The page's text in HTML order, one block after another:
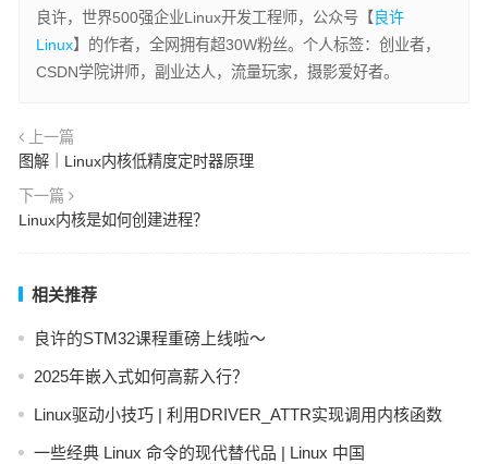
良许，世界500强企业Linux开发工程师，公众号【 良许
Linux】的作者，全网拥有超30W粉丝。个人标签：创业者，
CSDN学院讲师，副业达人，流量玩家，摄影爱好者。
上一篇
图解｜Linux内核低精度定时器原理
下一篇
Linux内核是如何创建进程？
相关推荐
良许的STM32课程重磅上线啦～
2025年嵌入式如何高薪入行？
Linux驱动小技巧 | 利用DRIVER_ATTR实现调用内核函数
一些经典 Linux 命令的现代替代品 | Linux 中国